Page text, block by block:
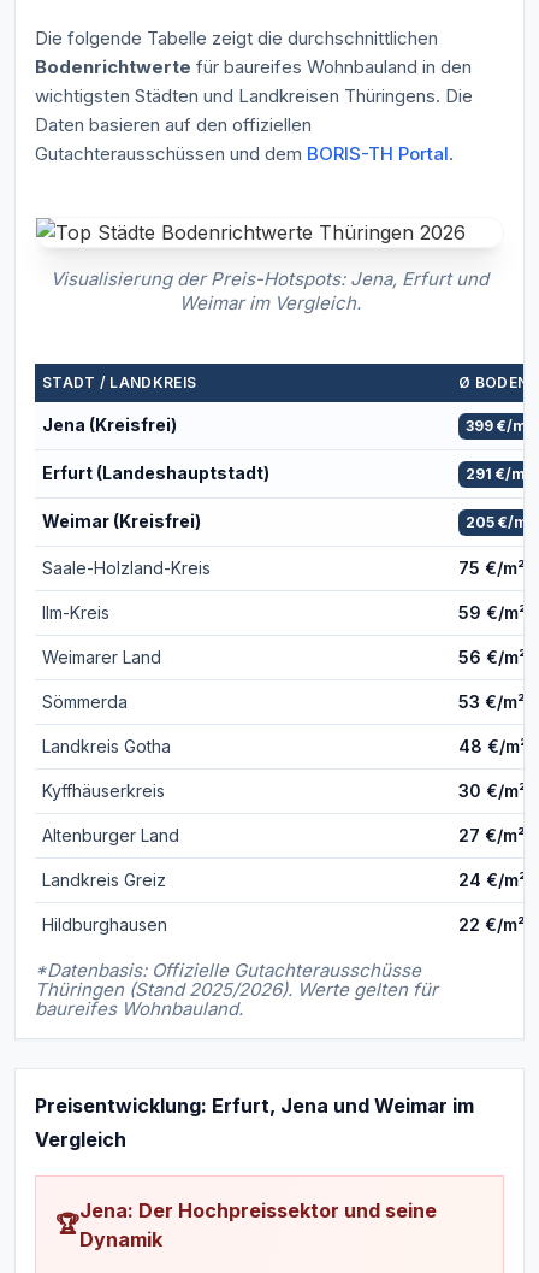
Die folgende Tabelle zeigt die durchschnittlichen
Bodenrichtwerte für baureifes Wohnbauland in den
wichtigsten Städten und Landkreisen Thüringens. Die
Daten basieren auf den offiziellen
Gutachterausschüssen und dem BORIS-TH Portal.
Visualisierung der Preis-Hotspots: Jena, Erfurt und
Weimar im Vergleich.
STADT / LANDKREIS Ø
Jena (Kreisfrei) 399 €/m²
Erfurt (Landeshauptstadt) 291 €/m²
Weimar (Kreisfrei) 205 €/m²
Saale-Holzland-Kreis 75 €/m²
Ilm-Kreis 59 €/m²
Weimarer Land 56 €/m²
Sömmerda 53 €/m²
Landkreis Gotha 48 €/m²
Kyffhäuserkreis 30 €/m²
Altenburger Land 27 €/m²
Landkreis Greiz 24 €/m²
Hildburghausen 22 €/m²
*Datenbasis: Offizielle Gutachterausschüsse
Thüringen (Stand 2025/2026). Werte gelten für
baureifes Wohnbauland.
Preisentwicklung: Erfurt, Jena und Weimar im
Vergleich
🏆
Jena: Der Hochpreissektor und seine
Dynamik